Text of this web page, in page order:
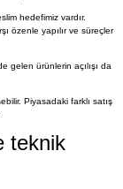
hedefimiz vardır.
özenle yapılır ve süreçler
gelen ürünlerin açılışı da
Piyasadaki farklı satış
teknik